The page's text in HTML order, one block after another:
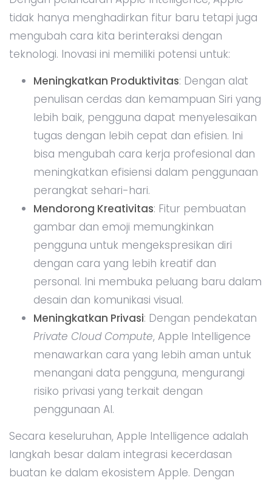
tidak hanya menghadirkan fitur baru tetapi juga
mengubah cara kita berinteraksi dengan
teknologi. Inovasi ini memiliki potensi untuk:
Meningkatkan Produktivitas: Dengan alat
penulisan cerdas dan kemampuan Siri yang
lebih baik, pengguna dapat menyelesaikan
tugas dengan lebih cepat dan efisien. Ini
bisa mengubah cara kerja profesional dan
meningkatkan efisiensi dalam penggunaan
perangkat sehari-hari.
Mendorong Kreativitas: Fitur pembuatan
gambar dan emoji memungkinkan
pengguna untuk mengekspresikan diri
dengan cara yang lebih kreatif dan
personal. Ini membuka peluang baru dalam
desain dan komunikasi visual.
Meningkatkan Privasi: Dengan pendekatan
Private Cloud Compute, Apple Intelligence
menawarkan cara yang lebih aman untuk
menangani data pengguna, mengurangi
risiko privasi yang terkait dengan
penggunaan AI.
Secara keseluruhan, Apple Intelligence adalah
langkah besar dalam integrasi kecerdasan
buatan ke dalam ekosistem Apple. Dengan